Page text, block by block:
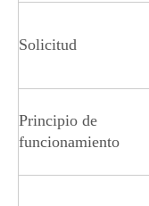
Solicitud
Principio de
funcionamiento